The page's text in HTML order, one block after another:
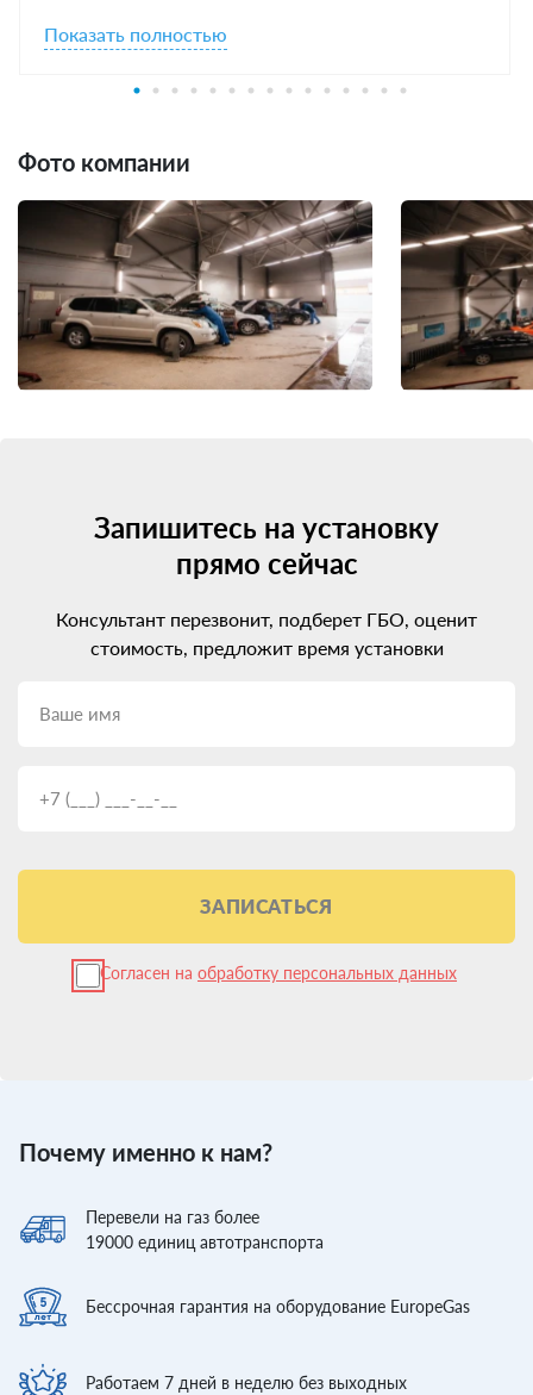
Показать полностью
Фото компании
Запишитесь на установку
прямо сейчас
Консультант перезвонит, подберет ГБО, оценит
стоимость, предложит время установки
ЗАПИСАТЬСЯ
Согласен на обработку персональных данных
Почему именно к нам?
Перевели на газ более
19000 единиц автотранспорта
Бессрочная гарантия на оборудование EuropeGas
Работаем 7 дней в неделю без выходных